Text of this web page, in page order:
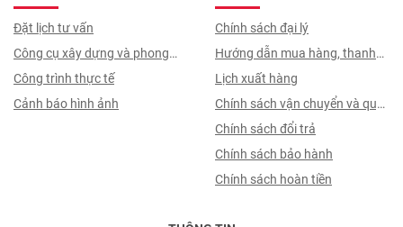
Đặt lịch tư vấn
Công cụ xây dựng và phong
thuỷ
Công trình thực tế
Cảnh báo hình ảnh
Chính sách đại lý
Hướng dẫn mua hàng, thanh
toán, quy trình ký hợp đồng
Lịch xuất hàng
Chính sách vận chuyển và quy
trình giao nhận
Chính sách đổi trả
Chính sách bảo hành
Chính sách hoàn tiền